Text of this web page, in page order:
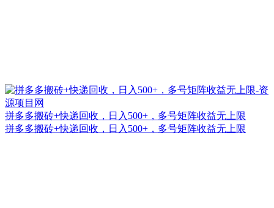
拼多多搬砖+快递回收，日入500+，多号矩阵收益无上限
拼多多搬砖+快递回收，日入500+，多号矩阵收益无上限